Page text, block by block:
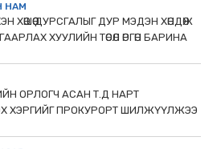
НАМ
ХӨШӨӨ ДУРСГАЛЫГ ДУР МЭДЭН ХӨНДӨЖ
ХУУЛИЙН ТӨСӨЛ ӨРГӨН БАРИНА
ОРЛОГЧ АСАН Т.Д НАРТ
ХЭРГИЙГ ПРОКУРОРТ ШИЛЖҮҮЛЖЭЭ